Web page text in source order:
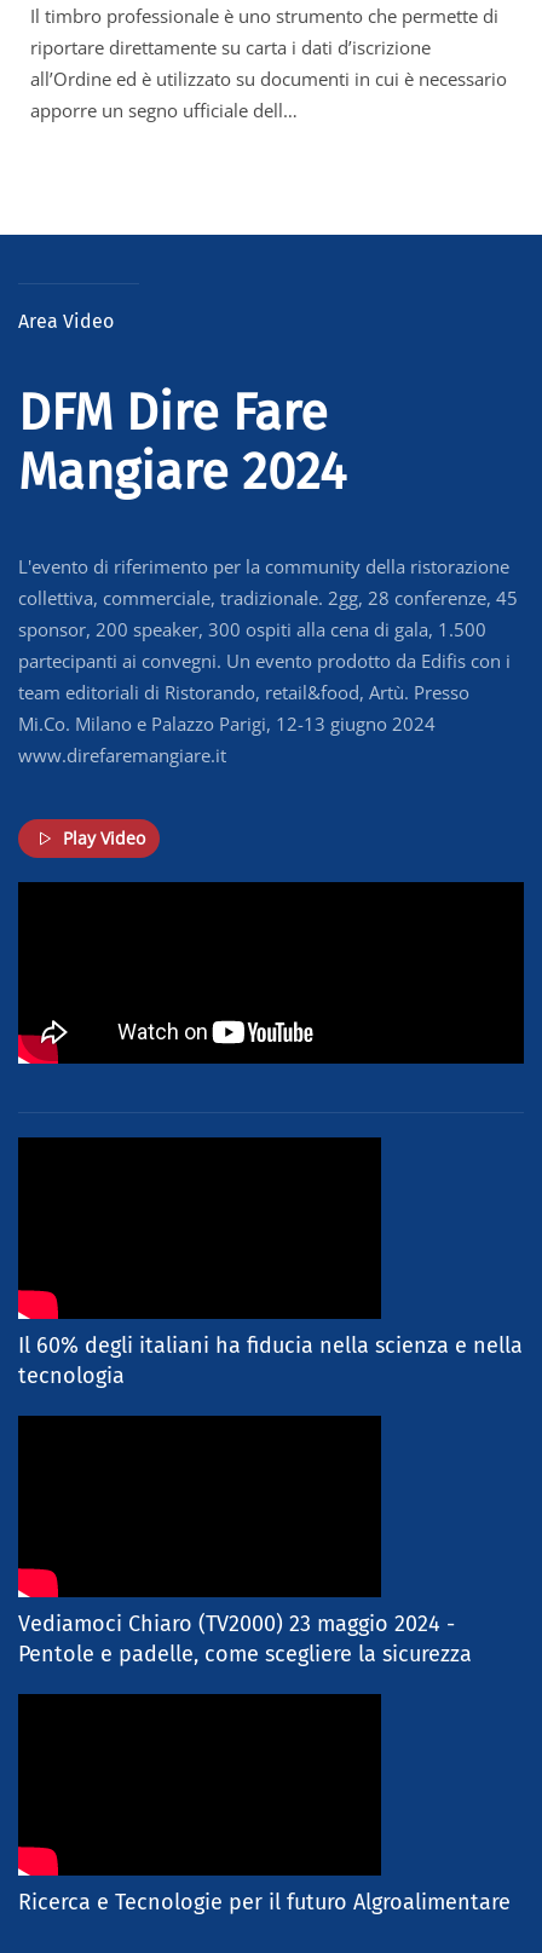
Il timbro professionale è uno strumento che permette di
riportare direttamente su carta i dati d’iscrizione
all’Ordine ed è utilizzato su documenti in cui è necessario
apporre un segno ufficiale dell…
Area Video
DFM Dire Fare
Mangiare 2024
L'evento di riferimento per la community della ristorazione
collettiva, commerciale, tradizionale. 2gg, 28 conferenze, 45
sponsor, 200 speaker, 300 ospiti alla cena di gala, 1.500
partecipanti ai convegni. Un evento prodotto da Edifis con i
team editoriali di Ristorando, retail&food, Artù. Presso
Mi.Co. Milano e Palazzo Parigi, 12-13 giugno 2024
www.direfaremangiare.it
Play Video
Il 60% degli italiani ha fiducia nella scienza e nella
tecnologia
Vediamoci Chiaro (TV2000) 23 maggio 2024 -
Pentole e padelle, come scegliere la sicurezza
Ricerca e Tecnologie per il futuro Algroalimentare